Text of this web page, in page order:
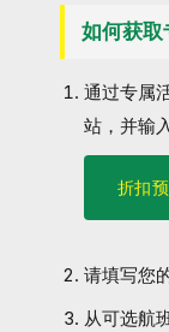
如何获取
通过专属
站，并输
折扣
请填写您
从可选航